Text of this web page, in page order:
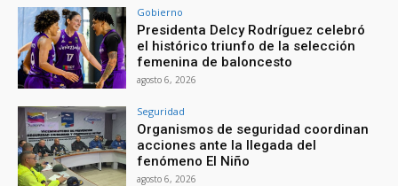
Gobierno
Presidenta Delcy Rodríguez celebró
el histórico triunfo de la selección
femenina de baloncesto
agosto 6, 2026
Seguridad
Organismos de seguridad coordinan
acciones ante la llegada del
fenómeno El Niño
agosto 6, 2026